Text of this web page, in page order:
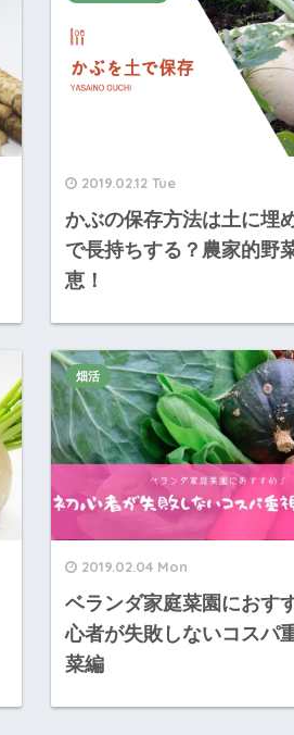
2019.02.12 Tue
かぶの保存方法は土に埋
で長持ちする？農家的野
恵！
2019.02.04 Mon
ベランダ家庭菜園におす
心者が失敗しないコスパ
菜編
畑活